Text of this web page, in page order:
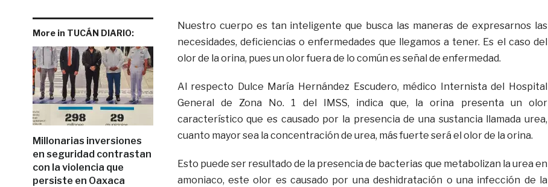
More in TUCÁN DIARIO:
Millonarias inversiones
en seguridad contrastan
con la violencia que
persiste en Oaxaca
Nuestro cuerpo es tan inteligente que busca las maneras de expresarnos las
necesidades, deficiencias o enfermedades que llegamos a tener. Es el caso del
olor de la orina, pues un olor fuera de lo común es señal de enfermedad.
Al respecto Dulce María Hernández Escudero, médico Internista del Hospital
General de Zona No. 1 del IMSS, indica que, la orina presenta un olor
característico que es causado por la presencia de una sustancia llamada urea,
cuanto mayor sea la concentración de urea, más fuerte será el olor de la orina.
Esto puede ser resultado de la presencia de bacterias que metabolizan la urea en
amoniaco, este olor es causado por una deshidratación o una infección de la